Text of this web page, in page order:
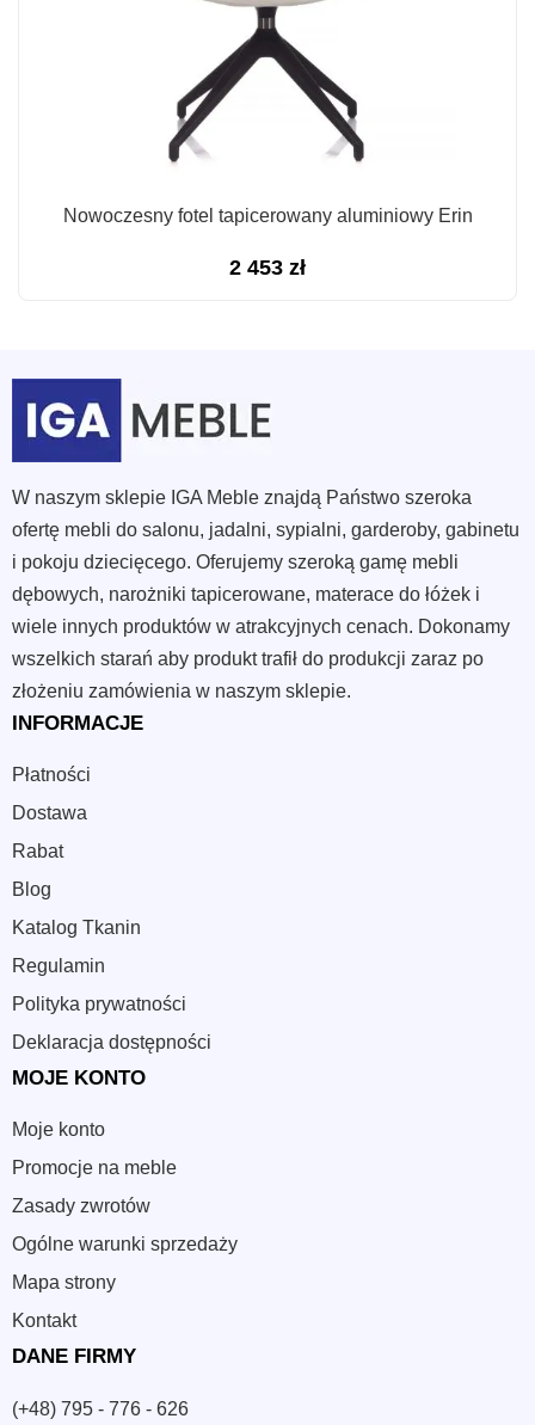
Nowoczesny fotel tapicerowany aluminiowy Erin
2 453 zł
W naszym sklepie IGA Meble znajdą Państwo szeroka
ofertę mebli do salonu, jadalni, sypialni, garderoby, gabinetu
i pokoju dziecięcego. Oferujemy szeroką gamę mebli
dębowych, narożniki tapicerowane, materace do łóżek i
wiele innych produktów w atrakcyjnych cenach. Dokonamy
wszelkich starań aby produkt trafił do produkcji zaraz po
złożeniu zamówienia w naszym sklepie.
INFORMACJE
Płatności
Dostawa
Rabat
Blog
Katalog Tkanin
Regulamin
Polityka prywatności
Deklaracja dostępności
MOJE KONTO
Moje konto
Promocje na meble
Zasady zwrotów
Ogólne warunki sprzedaży
Mapa strony
Kontakt
DANE FIRMY
(+48) 795 - 776 - 626